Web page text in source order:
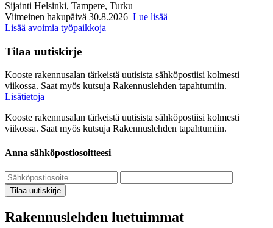
Sijainti Helsinki, Tampere, Turku
Viimeinen hakupäivä 30.8.2026 Lue lisää
Lisää avoimia työpaikkoja
Tilaa uutiskirje
Kooste rakennusalan tärkeistä uutisista sähköpostiisi kolmesti
viikossa. Saat myös kutsuja Rakennuslehden tapahtumiin.
Lisätietoja
Kooste rakennusalan tärkeistä uutisista sähköpostiisi kolmesti
viikossa. Saat myös kutsuja Rakennuslehden tapahtumiin.
Anna sähköpostiosoitteesi
Tilaa uutiskirje
Rakennuslehden luetuimmat